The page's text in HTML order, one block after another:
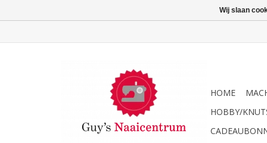
HOME
HOBBY/
Wij slaan